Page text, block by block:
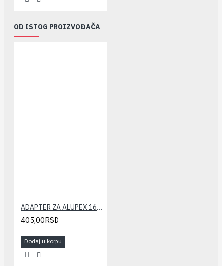
OD ISTOG PROIZVOĐAČA
ADAPTER ZA ALUPEX 16x2 CALEFFI
405,00RSD
Dodaj u korpu